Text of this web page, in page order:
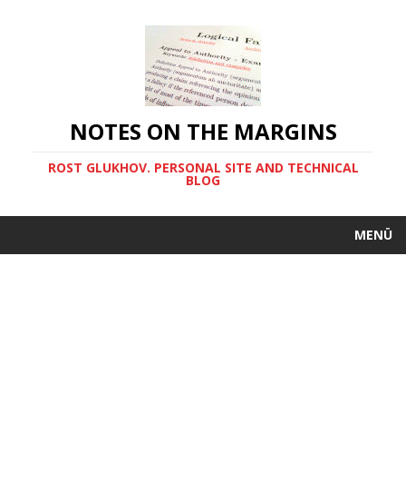
NOTES ON THE MARGINS
ROST GLUKHOV. PERSONAL SITE AND TECHNICAL
BLOG
MENÜ